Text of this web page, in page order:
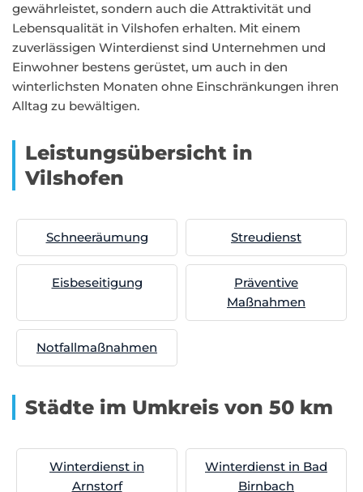
gewährleistet, sondern auch die Attraktivität und
Lebensqualität in Vilshofen erhalten. Mit einem
zuverlässigen Winterdienst sind Unternehmen und
Einwohner bestens gerüstet, um auch in den
winterlichsten Monaten ohne Einschränkungen ihren
Alltag zu bewältigen.
Leistungsübersicht in
Vilshofen
Schneeräumung Streudienst
Eisbeseitigung
Präventive
Maßnahmen
Notfallmaßnahmen
Städte im Umkreis von 50 km
Winterdienst in
Arnstorf
Winterdienst in Bad
Birnbach